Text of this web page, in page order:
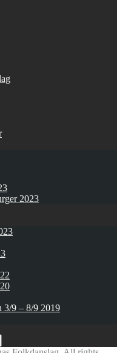
2023
3/9 – 8/9 2019